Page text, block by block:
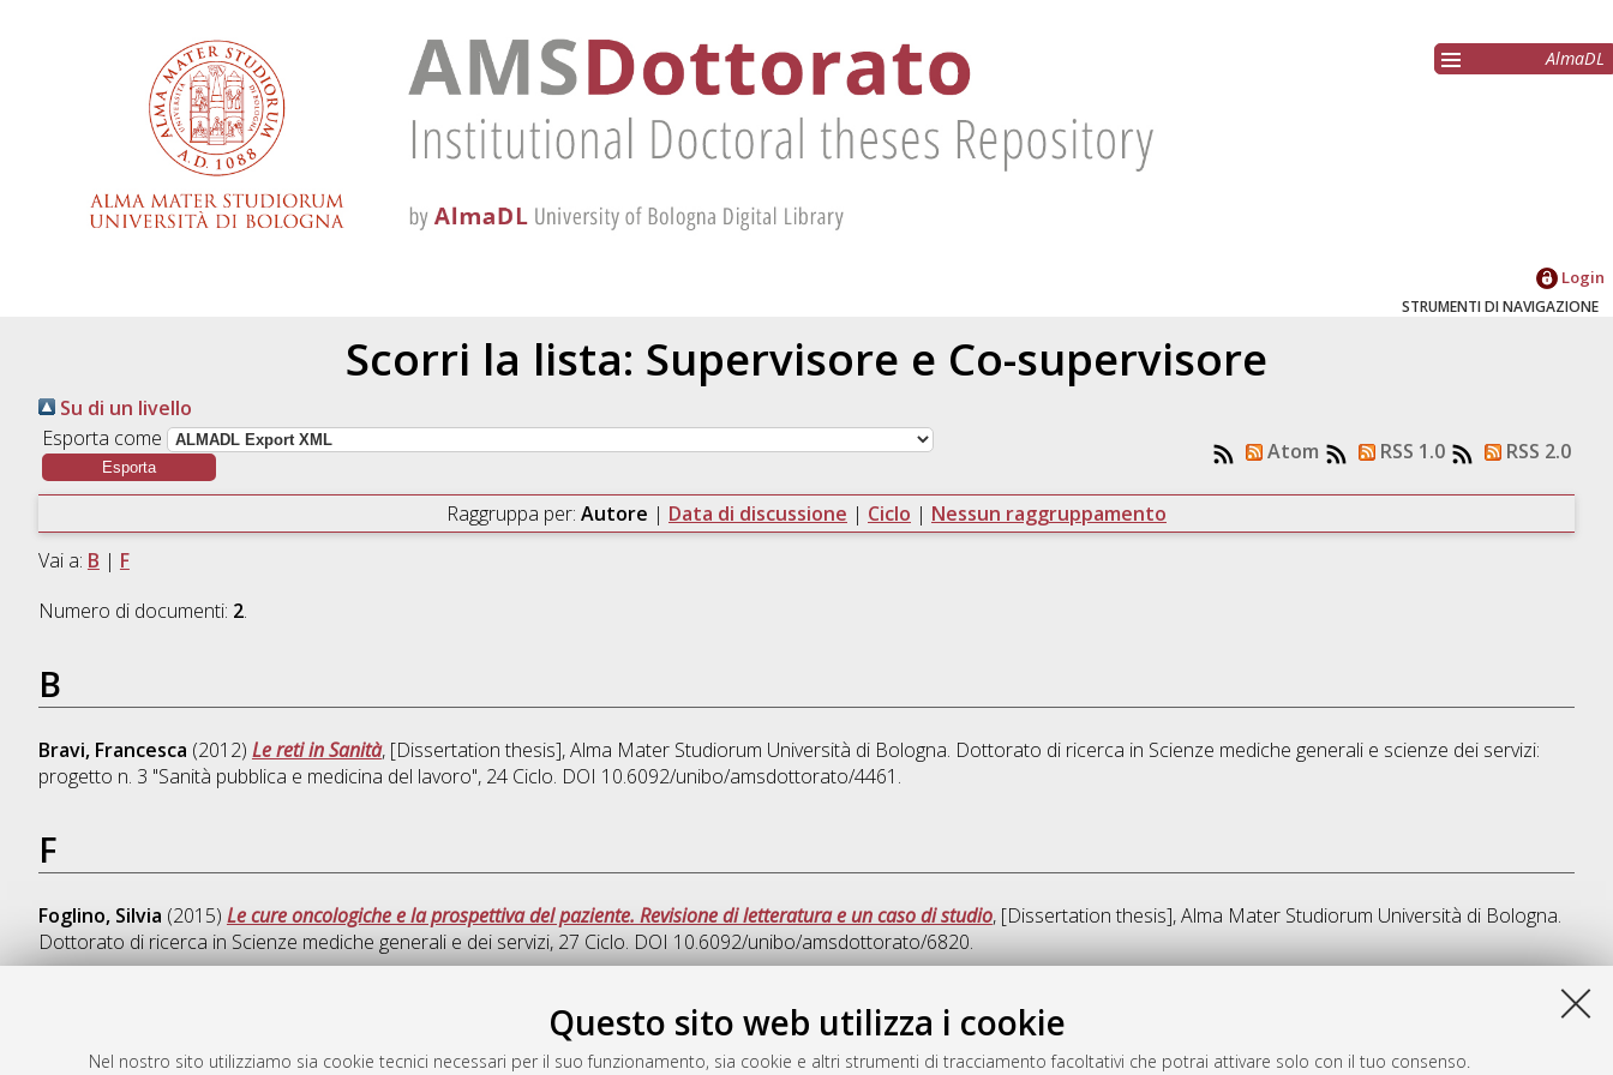
Questo sito web utilizza i cookie
Nel nostro sito utilizziamo sia cookie tecnici necessari per il suo funzionamento, sia cookie e altri strumenti di tracciamento facoltativi che potrai attivare solo con il tuo consenso.
AlmaDL
Login
STRUMENTI DI NAVIGAZIONE
Scorri la lista: Supervisore e Co-supervisore
Su di un livello
Esporta come
Atom RSS 1.0 RSS 2.0
Raggruppa per: Autore | Data di discussione | Ciclo | Nessun raggruppamento
Vai a: B | F
Numero di documenti: 2.
B
Bravi, Francesca (2012) Le reti in Sanità, [Dissertation thesis], Alma Mater Studiorum Università di Bologna. Dottorato di ricerca in Scienze mediche generali e scienze dei servizi:
progetto n. 3 "Sanità pubblica e medicina del lavoro", 24 Ciclo. DOI 10.6092/unibo/amsdottorato/4461.
F
Foglino, Silvia (2015) Le cure oncologiche e la prospettiva del paziente. Revisione di letteratura e un caso di studio, [Dissertation thesis], Alma Mater Studiorum Università di Bologna.
Dottorato di ricerca in Scienze mediche generali e dei servizi, 27 Ciclo. DOI 10.6092/unibo/amsdottorato/6820.
Questa lista e' stata generata il Sat Aug 8 20:49:11 2026 CEST.
AMS Dottorato